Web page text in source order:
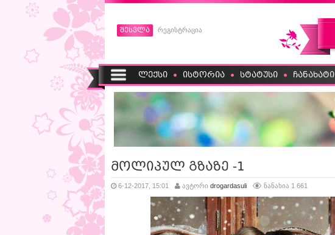
შესვლა რეგისტრაცია
ლექსი ისტორია სტატუსი ჩანახატი
მოლიპულ გზაზე -1
6-12-2017, 15:01 ავტორი drogardasuli ნანახია 1 661